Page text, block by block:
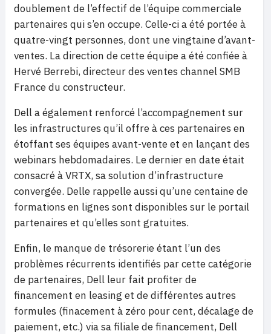
doublement de l’effectif de l’équipe commerciale
partenaires qui s’en occupe. Celle-ci a été portée à
quatre-vingt personnes, dont une vingtaine d’avant-
ventes. La direction de cette équipe a été confiée à
Hervé Berrebi, directeur des ventes channel SMB
France du constructeur.
Dell a également renforcé l’accompagnement sur
les infrastructures qu’il offre à ces partenaires en
étoffant ses équipes avant-vente et en lançant des
webinars hebdomadaires. Le dernier en date était
consacré à VRTX, sa solution d’infrastructure
convergée. Delle rappelle aussi qu’une centaine de
formations en lignes sont disponibles sur le portail
partenaires et qu’elles sont gratuites.
Enfin, le manque de trésorerie étant l’un des
problèmes récurrents identifiés par cette catégorie
de partenaires, Dell leur fait profiter de
financement en leasing et de différentes autres
formules (finacement à zéro pour cent, décalage de
paiement, etc.) via sa filiale de financement, Dell